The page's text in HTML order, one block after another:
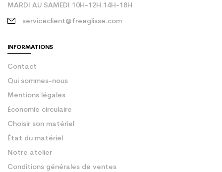
MARDI AU SAMEDI 10H-12H 14H-18H
serviceclient@freeglisse.com
INFORMATIONS
Contact
Qui sommes-nous
Mentions légales
Économie circulaire
Choisir son matériel
État du matériel
Notre atelier
Conditions générales de ventes